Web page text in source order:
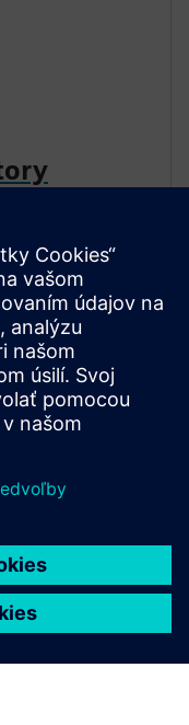
vysokým
si Certifikát o